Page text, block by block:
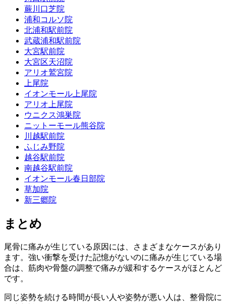
蕨川口芝院
浦和コルソ院
北浦和駅前院
武蔵浦和駅前院
大宮駅前院
大宮区天沼院
アリオ鷲宮院
上尾院
イオンモール上尾院
アリオ上尾院
ウニクス鴻巣院
ニットーモール熊谷院
川越駅前院
ふじみ野院
越谷駅前院
南越谷駅前院
イオンモール春日部院
草加院
新三郷院
まとめ
尾骨に痛みが生じている原因には、さまざまなケースがあり
ます。強い衝撃を受けた記憶がないのに痛みが生じている場
合は、筋肉や骨盤の調整で痛みが緩和するケースがほとんど
です。
同じ姿勢を続ける時間が長い人や姿勢が悪い人は、整骨院に